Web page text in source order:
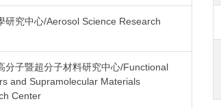
研究中心/Aerosol Science Research
分子暨超分子材料研究中心/Functional
and Supramolecular Materials
Center